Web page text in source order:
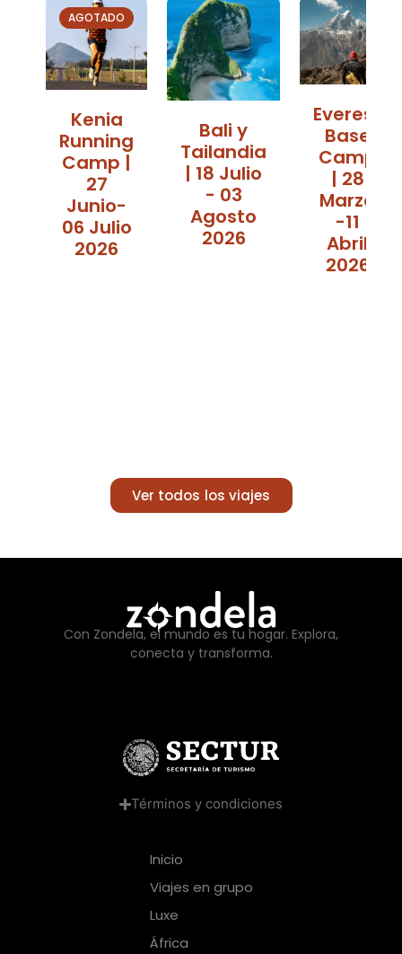
AGOTADO
Kenia
Running
Camp |
27
Junio-
06 Julio
2026
Bali y
Tailandia
| 18 Julio
- 03
Agosto
2026
Everest
Base
Camp
| 28
Marzo
-11
Abril
2026
Ver todos los viajes
Con Zondela, el mundo es tu hogar. Explora,
conecta y transforma.
Términos y condiciones
Inicio
Viajes en grupo
Luxe
África